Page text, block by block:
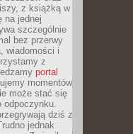
z książką w
na jednej
szczególnie
bez przerwy
wiadomości i
z
portal
momentów
może stać się
odpoczynku.
dziś z
jednak